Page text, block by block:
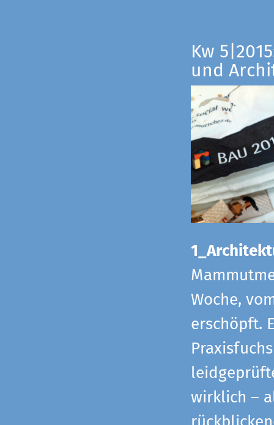
Kw
und
Woche,
erschöpft.
wirklich –